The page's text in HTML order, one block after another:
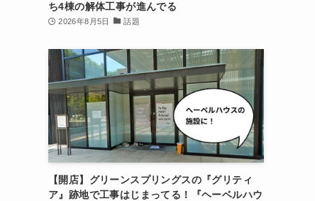
ち4棟の解体工事が進んでる
2026年8月5日 話題
【開店】グリーンスプリングスの『グリティ
ア』跡地で工事はじまってる！『ヘーベルハウ